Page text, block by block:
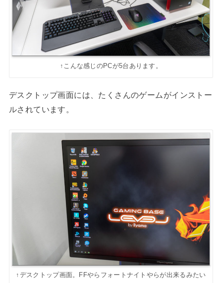
↑こんな感じのPCが5台あります。
デスクトップ画面には、たくさんのゲームがインストー
ルされています。
↑デスクトップ画面。FFやらフォートナイトやらが出来るみたい